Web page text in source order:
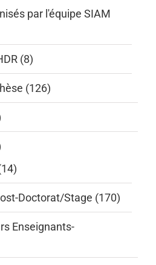
par l'équipe SIAM
(8)
(126)
Doctorat/Stage (170)
Enseignants-